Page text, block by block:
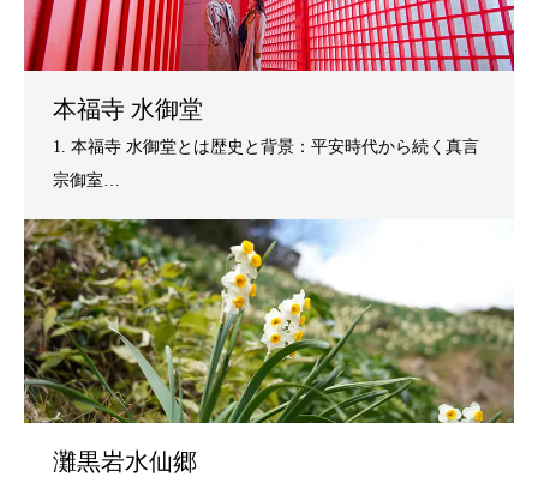
本福寺 水御堂
灘黒岩水仙郷